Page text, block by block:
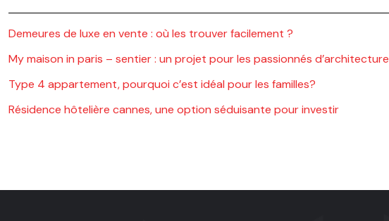
Demeures de luxe en vente : où les trouver facilement ?
My maison in paris – sentier : un projet pour les passionnés d’architecture
Type 4 appartement, pourquoi c’est idéal pour les familles?
Résidence hôtelière cannes, une option séduisante pour investir